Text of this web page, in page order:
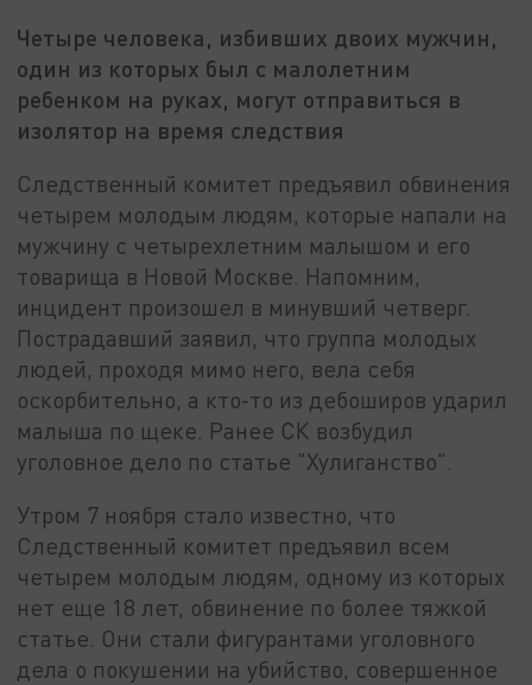
Четыре человека, избивших двоих мужчин,
один из которых был с малолетним
ребенком на руках, могут отправиться в
изолятор на время следствия
Следственный комитет предъявил обвинения
четырем молодым людям, которые напали на
мужчину с четырехлетним малышом и его
товарища в Новой Москве. Напомним,
инцидент произошел в минувший четверг.
Пострадавший заявил, что группа молодых
людей, проходя мимо него, вела себя
оскорбительно, а кто-то из дебоширов ударил
малыша по щеке. Ранее СК возбудил
уголовное дело по статье "Хулиганство".
Утром 7 ноября стало известно, что
Следственный комитет предъявил всем
четырем молодым людям, одному из которых
нет еще 18 лет, обвинение по более тяжкой
статье. Они стали фигурантами уголовного
дела о покушении на убийство, совершенное